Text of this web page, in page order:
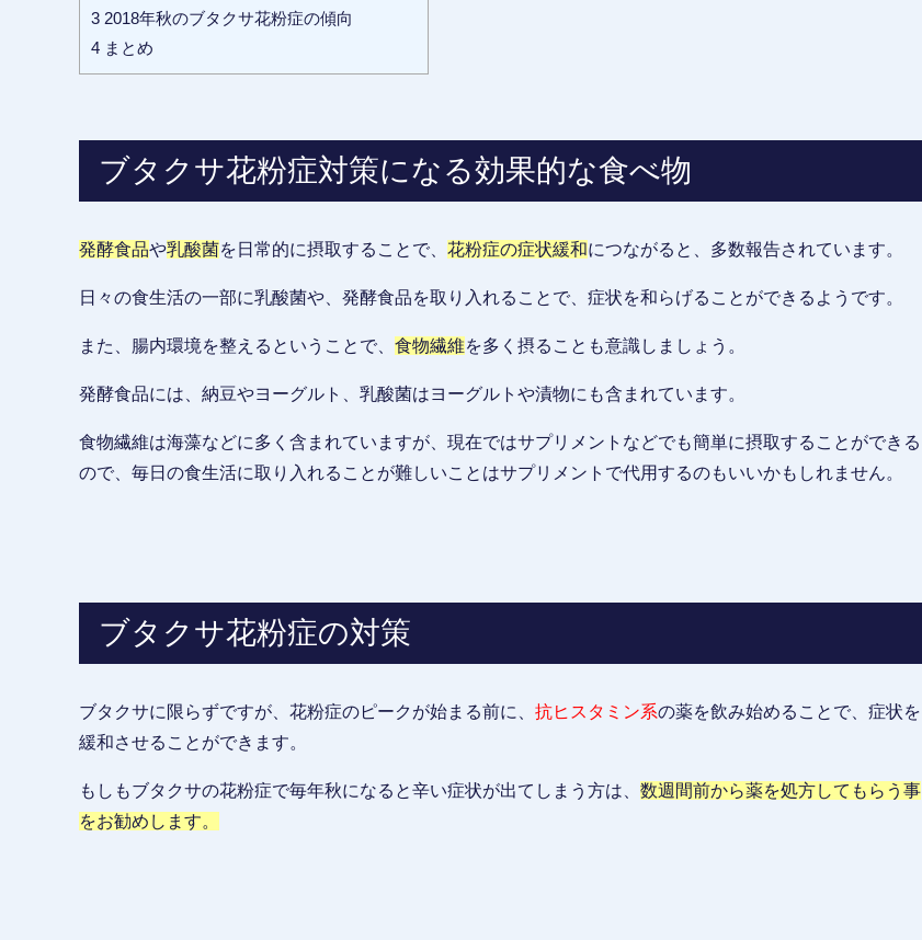
3 2018年秋のブタクサ花粉症の傾向
4 まとめ
ブタクサ花粉症対策になる効果的な食べ物
発酵食品や乳酸菌を日常的に摂取することで、 花粉症の症状緩和につながると、多数報告されています。
日々の食生活の一部に乳酸菌や、発酵食品を取り入れることで、症状を和らげることができるようです。
また、腸内環境を整えるということで、 食物繊維を多く摂ることも意識しましょう。
発酵食品には、納豆やヨーグルト、乳酸菌はヨーグルトや漬物にも含まれています。
食物繊維は海藻などに多く含まれていますが、現在ではサプリメントなどでも簡単に摂取することができる
ので、毎日の食生活に取り入れることが難しいことはサプリメントで代用するのもいいかもしれません。
ブタクサ花粉症の対策
ブタクサに限らずですが、花粉症のピークが始まる前に、 抗ヒスタミン系の薬を飲み始めることで、症状を
緩和させることができます。
もしもブタクサの花粉症で毎年秋になると辛い症状が出てしまう方は、 数週間前から薬を処方してもらう事
をお勧めします。